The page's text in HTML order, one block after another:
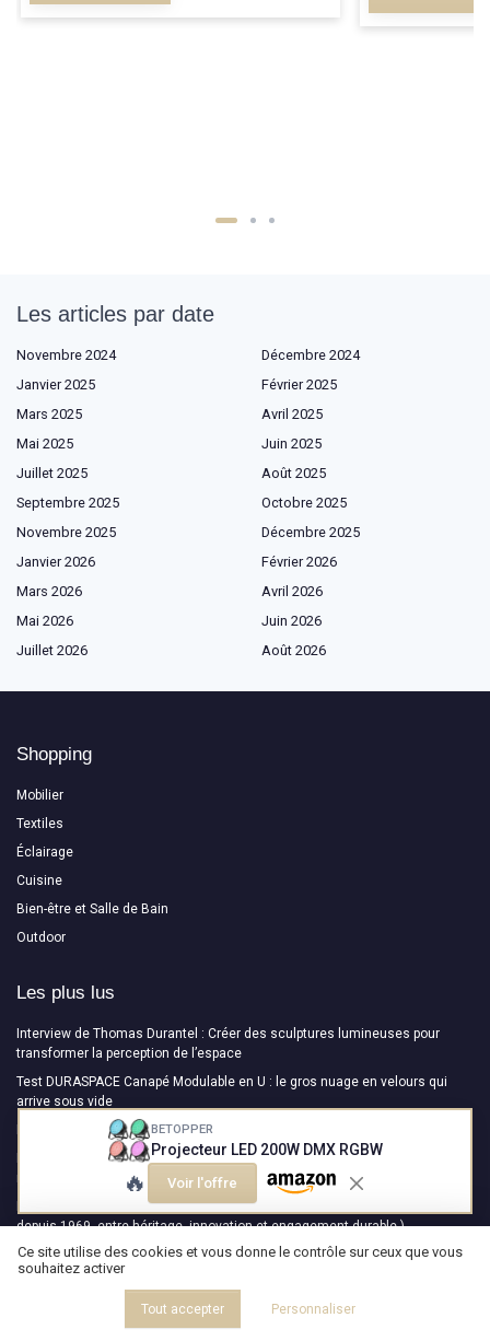
BETOPPER
Projecteur LED 200W DMX RGBW
🔥 Voir l'offre
Les articles par date
Novembre 2024
Décembre 2024
Janvier 2025
Février 2025
Mars 2025
Avril 2025
Mai 2025
Juin 2025
Juillet 2025
Août 2025
Septembre 2025
Octobre 2025
Novembre 2025
Décembre 2025
Janvier 2026
Février 2026
Mars 2026
Avril 2026
Mai 2026
Juin 2026
Juillet 2026
Août 2026
Shopping
Mobilier
Textiles
Éclairage
Cuisine
Bien-être et Salle de Bain
Outdoor
Les plus lus
Interview de Thomas Durantel : Créer des sculptures lumineuses pour
transformer la perception de l’espace
Test DURASPACE Canapé Modulable en U : le gros nuage en velours qui
arrive sous vide
L'élégance intemporelle de la table basse galet
Interview de Hugo Delavelle : Ostal - Une collection qui allie design
moderne et savoir-faire ancestral
Interview de Nicolas Causin : NEOSIEGES ( Maître de la Carcasse de Siège
depuis 1969, entre héritage, innovation et engagement durable )
Ce site utilise des cookies et vous donne le contrôle sur ceux que vous
souhaitez activer
Tout accepter Personnaliser